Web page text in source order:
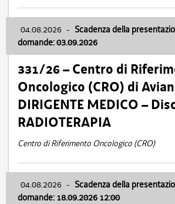
04.08.2026 - Scadenza della
domande: 03.09.2026
331/26 – Centro di
Oncologico (CRO) di
DIRIGENTE MEDICO –
RADIOTERAPIA
Centro di Riferimento Oncologico (CRO)
04.08.2026 - Scadenza della
domande: 18.09.2026 12:00